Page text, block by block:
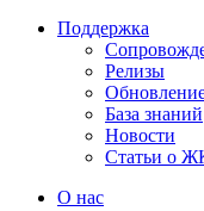
Поддержка
Релизы
База знаний
Новости
Статьи о
О нас